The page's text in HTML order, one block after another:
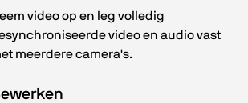
video op en leg volledig
video en audio vast
meerdere camera's.